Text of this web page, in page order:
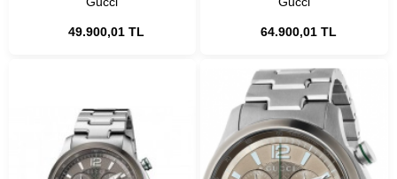
49.900,01 TL 64.900,01 TL